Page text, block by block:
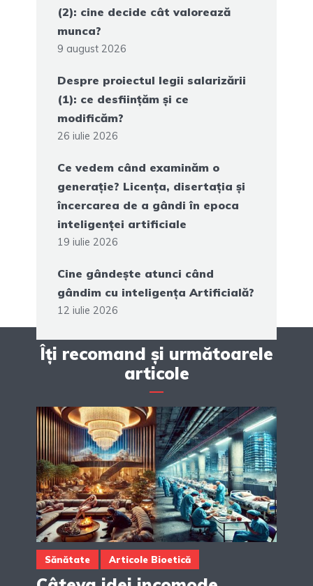
(2): cine decide cât valorează
munca?
9 august 2026
Despre proiectul legii salarizării
(1): ce desființăm și ce
modificăm?
26 iulie 2026
Ce vedem când examinăm o
generație? Licența, disertația și
încercarea de a gândi în epoca
inteligenței artificiale
19 iulie 2026
Cine gândește atunci când
gândim cu inteligența Artificială?
12 iulie 2026
Îți recomand și următoarele
articole
Sănătate Articole Bioetică